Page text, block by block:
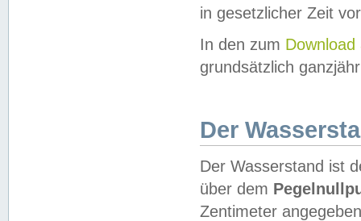
in gesetzlicher Zeit
In den zum Download
grundsätzlich
Der
Der Wasserstand ist
über dem
Zentimeter